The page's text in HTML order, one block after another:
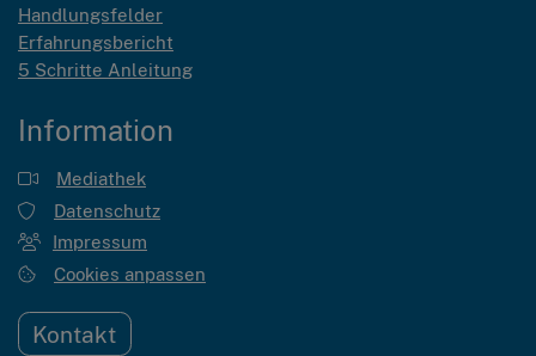
Handlungsfelder
Erfahrungsbericht
5 Schritte Anleitung
Information
Mediathek
Datenschutz
Impressum
Cookies anpassen
Kontakt